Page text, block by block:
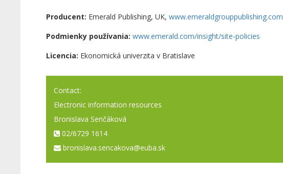
Producent: Emerald Publishing, UK,www.emeraldgrouppublishing.com
Podmienky používania: www.emerald.com/insight/site-policies
Licencia: Ekonomická univerzita v Bratislave
Contact:
Electronic information resources
Bronislava Senčáková
02/6729 1614
bronislava.sencakova@euba.sk